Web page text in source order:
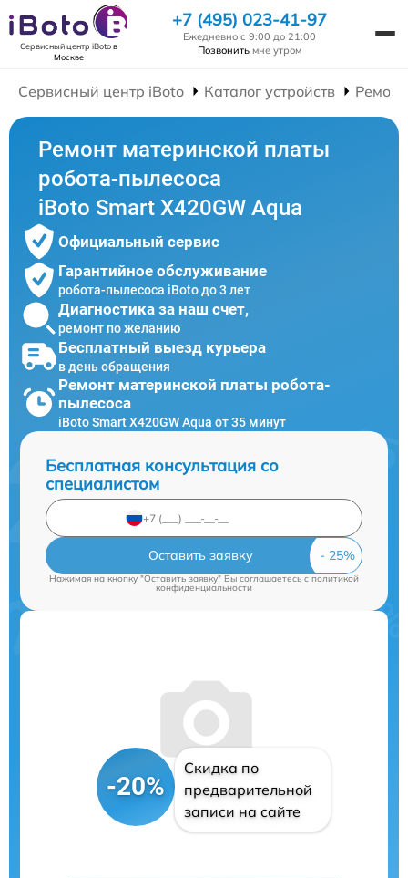
Сервисный центр iBotoв
Москве
+7 (495) 023-41-97
Ежедневно с 9:00 до 21:00
Позвонить мне утром
Сервисный центр iBoto Каталог устройств
Ремонт материнской платы
робота-пылесоса
iBoto Smart Х420GW Aqua
Официальный сервис
Гарантийное обслуживание
робота-пылесоса iBoto до 3 лет
Диагностика за наш счет,
ремонт по желанию
Бесплатный выезд курьера
в день обращения
Ремонт материнской платы робота-
пылесоса
iBoto Smart Х420GW Aqua от 35 минут
Бесплатная консультация со
специалистом
Оставить заявку
Нажимая на кнопку "Оставить заявку" Вы соглашаетесь c политикой
конфиденциальности
-20%
Скидка по
предварительной
записи на сайте